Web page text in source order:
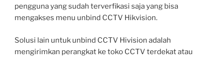
pengguna yang sudah terverfikasi saja yang bisa
mengakses menu unbind CCTV Hikvision.
Solusi lain untuk unbind CCTV Hivision adalah
mengirimkan perangkat ke toko CCTV terdekat atau